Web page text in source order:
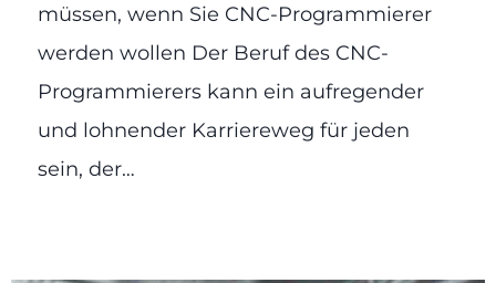
müssen, wenn Sie CNC-Programmierer
werden wollen Der Beruf des CNC-
Programmierers kann ein aufregender
und lohnender Karriereweg für jeden
sein, der…